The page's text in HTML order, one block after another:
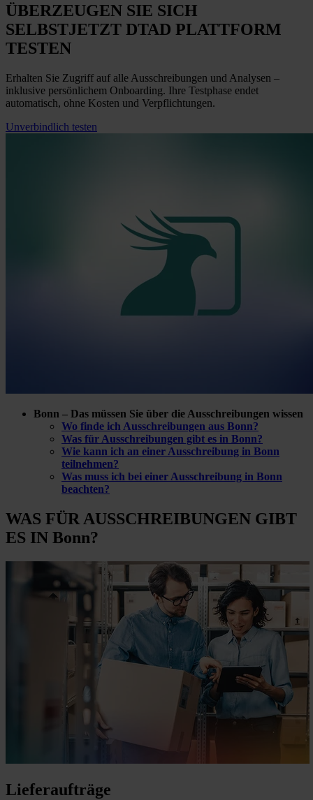
ÜBERZEUGEN SIE SICH
SELBSTJETZT DTAD PLATTFORM
TESTEN
Erhalten Sie Zugriff auf alle Ausschreibungen und Analysen –
inklusive persönlichem Onboarding. Ihre Testphase endet
automatisch, ohne Kosten und Verpflichtungen.
Unverbindlich testen
Bonn – Das müssen Sie über die Ausschreibungen wissen
Wo finde ich Ausschreibungen aus Bonn?
Was für Ausschreibungen gibt es in Bonn?
Wie kann ich an einer Ausschreibung in Bonn
teilnehmen?
Was muss ich bei einer Ausschreibung in Bonn
beachten?
WAS FÜRAUSSCHREIBUNGEN GIBT
ES IN Bonn?
Lieferaufträge